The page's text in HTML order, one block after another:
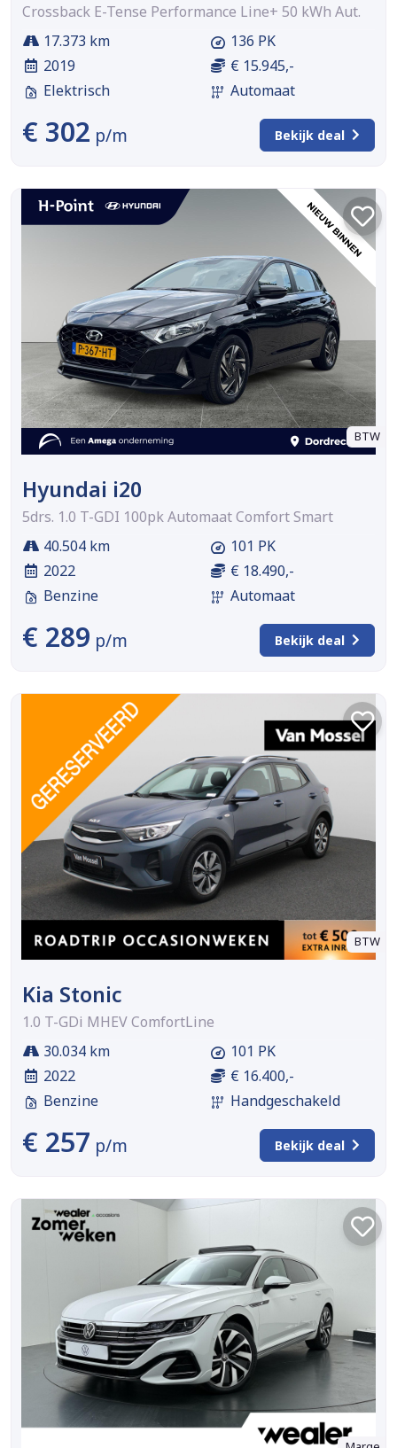
Crossback E-Tense Performance Line+ 50 kWh Aut.
17.373 km
2019
Elektrisch
136 PK
€ 15.945,-
Automaat
€ 302 p/m Bekijk deal
BTW
Hyundai i20
5drs. 1.0 T-GDI 100pk Automaat Comfort Smart
40.504 km
2022
Benzine
101 PK
€ 18.490,-
Automaat
€ 289 p/m Bekijk deal
BTW
Kia Stonic
1.0 T-GDi MHEV ComfortLine
30.034 km
2022
Benzine
101 PK
€ 16.400,-
Handgeschakeld
€ 257 p/m Bekijk deal